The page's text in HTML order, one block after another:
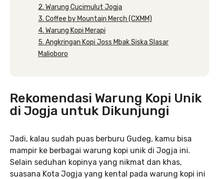
2. Warung Cucimulut Jogja
3. Coffee by Mountain Merch (CXMM)
4. Warung Kopi Merapi
5. Angkringan Kopi Joss Mbak Siska Slasar
Malioboro
Rekomendasi Warung Kopi Unik
di Jogja untuk Dikunjungi
Jadi, kalau sudah puas berburu Gudeg, kamu bisa
mampir ke berbagai warung kopi unik di Jogja ini.
Selain seduhan kopinya yang nikmat dan khas,
suasana Kota Jogja yang kental pada warung kopi ini